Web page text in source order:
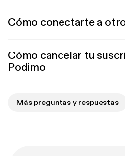
Cómo conectarte a
Cómo cancelar tu
Podimo
Más preguntas y respuestas